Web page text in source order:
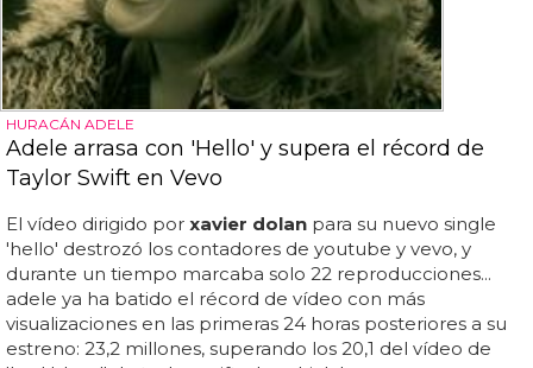
HURACÁN ADELE
Adele arrasa con 'Hello' y supera el récord de
Taylor Swift en Vevo
El vídeo dirigido por xavier dolan para su nuevo single
'hello' destrozó los contadores de youtube y vevo, y
durante un tiempo marcaba solo 22 reproducciones...
adele ya ha batido el récord de vídeo con más
visualizaciones en las primeras 24 horas posteriores a su
estreno: 23,2 millones, superando los 20,1 del vídeo de